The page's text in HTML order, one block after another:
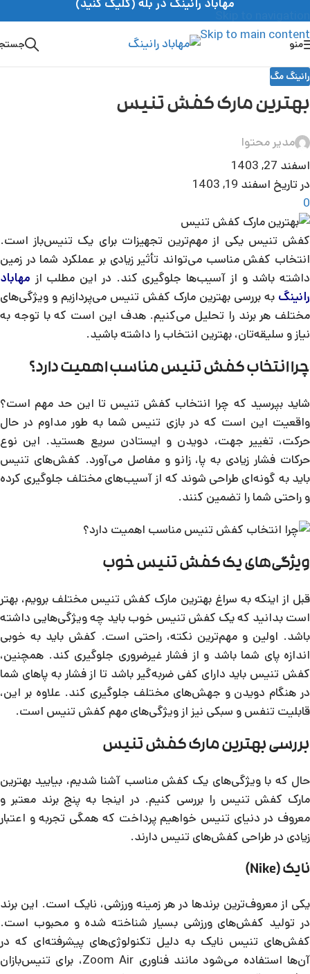
Skip to main content
مهاباد رانینگ در بله (کلیک کنید)
منو
رانینگ مگ
بهترین مارک کفش تنیس
مدیر محتوا
اسفند 27, 1403
در تاریخ اسفند 19, 1403
0
کفش تنیس یکی از مهم‌ترین تجهیزات برای یک تنیس‌باز است.
انتخاب کفش مناسب می‌تواند تأثیر زیادی بر عملکرد شما در زمین
داشته باشد و از آسیب‌ها جلوگیری کند. در این مطلب از مهاباد
رانینگ به بررسی بهترین مارک کفش تنیس می‌پردازیم و ویژگی‌های
مختلف هر برند را تحلیل می‌کنیم. هدف این است که با توجه به
نیاز و سلیقه‌تان، بهترین انتخاب را داشته باشید.
چرا انتخاب کفش تنیس مناسب اهمیت دارد؟
شاید بپرسید که چرا انتخاب کفش تنیس تا این حد مهم است؟
واقعیت این است که در بازی تنیس شما به طور مداوم در حال
حرکت، تغییر جهت، دویدن و ایستادن سریع هستید. این نوع
حرکات فشار زیادی به پا، زانو و مفاصل می‌آورد. کفش‌های تنیس
باید به گونه‌ای طراحی شوند که از آسیب‌های مختلف جلوگیری کرده
و راحتی شما را تضمین کنند.
ویژگی‌های یک کفش تنیس خوب
قبل از اینکه به سراغ بهترین مارک کفش تنیس مختلف برویم، بهتر
است بدانید که یک کفش تنیس خوب باید چه ویژگی‌هایی داشته
باشد. اولین و مهم‌ترین نکته، راحتی است. کفش باید به خوبی
اندازه پای شما باشد و از فشار غیرضروری جلوگیری کند. همچنین،
کفش تنیس باید دارای کفی ضربه‌گیر باشد تا از فشار به پاهای شما
در هنگام دویدن و جهش‌های مختلف جلوگیری کند. علاوه بر این،
قابلیت تنفس و سبکی نیز از ویژگی‌های مهم کفش تنیس است.
بررسی بهترین مارک کفش تنیس
حال که با ویژگی‌های یک کفش مناسب آشنا شدیم، بیایید بهترین
مارک کفش تنیس را بررسی کنیم. در اینجا به پنج برند معتبر و
معروف در دنیای تنیس خواهیم پرداخت که همگی تجربه و اعتبار
زیادی در طراحی کفش‌های تنیس دارند.
نایک (Nike)
یکی از معروف‌ترین برندها در هر زمینه ورزشی، نایک است. این برند
در تولید کفش‌های ورزشی بسیار شناخته شده و محبوب است.
کفش‌های تنیس نایک به دلیل تکنولوژی‌های پیشرفته‌ای که در
آن‌ها استفاده می‌شود مانند فناوری Zoom Air، برای تنیس‌بازان